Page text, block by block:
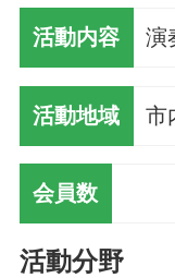
活動内容 演
活動地域 市
会員数
活動分野